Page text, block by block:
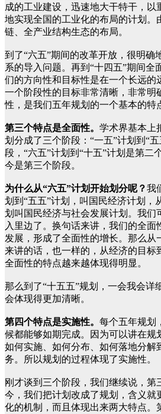
成的工业建设，迅速地大干特干，以
地实现全国的工业化的布局的计划。
链、全产业结构生态的布局。
到了“六五”期间的改革开放，很明确
系的导入问题。再到“十四五”期间全
们的方向性和目标性是在一个长远的
一个阶段性的目标非常清晰，非常明
性，是我们五年规划的一个基本的特
第三个特点是全面性。 学术界基本上
划分成了三个阶段：“一五”计划到“
段，“六五”计划到“十五”计划是第二
今是第三个阶段。
为什么从“六五”计划开始划分呢？我
划到“五五”计划，叫国民经济计划，
划叫国民经济与社会发展计划。我们
入里边了。换句话来讲，我们的全面
发展，形成了全面性的增长。那么从
来讲的话，也一样的，从经济的目标
全面性的特点越来越体现得明显。
那么到了“十五五”规划，一会我会详
会体现得更加清晰。
第四个特点是实施性。 每个五年规划
候都能够如期完成。因为可以讲在规
如何实施、如何分布、如何落地分解
务。所以规划的过程体现了实施性。
刚才谈到三个阶段，我们继续说，第
今，我们把计划改成了规划，含义就
化的机制，而且体现出来两大特点。